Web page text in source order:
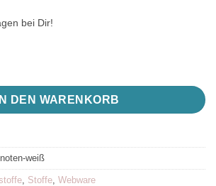
bei Dir!
weiß schwarz, Notenstoff
IN DEN WARENKORB
weiß
Stoffe Webware